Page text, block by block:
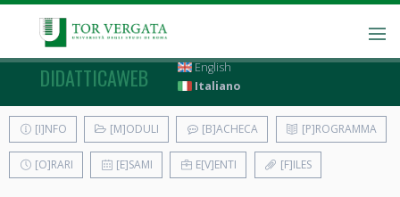
DIDATTICAWEB
English
Italiano
[I]NFO [M]ODULI [B]ACHECA [P]ROGRAMMA
[O]RARI [E]SAMI E[V]ENTI [F]ILES